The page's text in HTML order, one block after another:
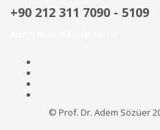
+90 212 311 7090 - 5109
© Prof. Dr. Adem Sözüer